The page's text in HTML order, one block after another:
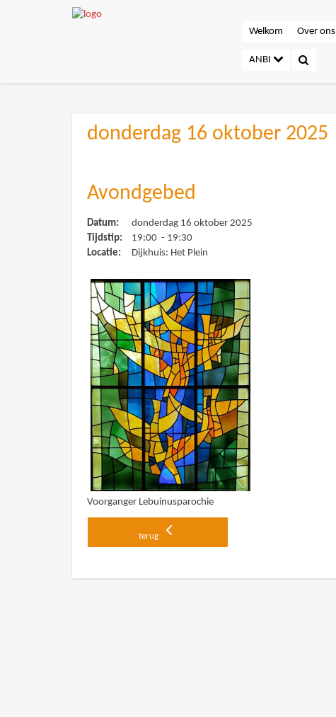
Welkom Over ons
ANBI
donderdag 16 oktober 2025
Avondgebed
Datum:
donderdag 16 oktober 2025
Tijdstip:
19:00 - 19:30
Locatie:
Dijkhuis: Het Plein
Voorganger Lebuinusparochie
terug